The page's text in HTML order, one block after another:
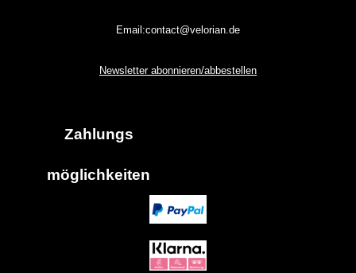
Email:contact@velorian.de
Newsletter abonnieren/abbestellen
Zahlungs
möglich keiten